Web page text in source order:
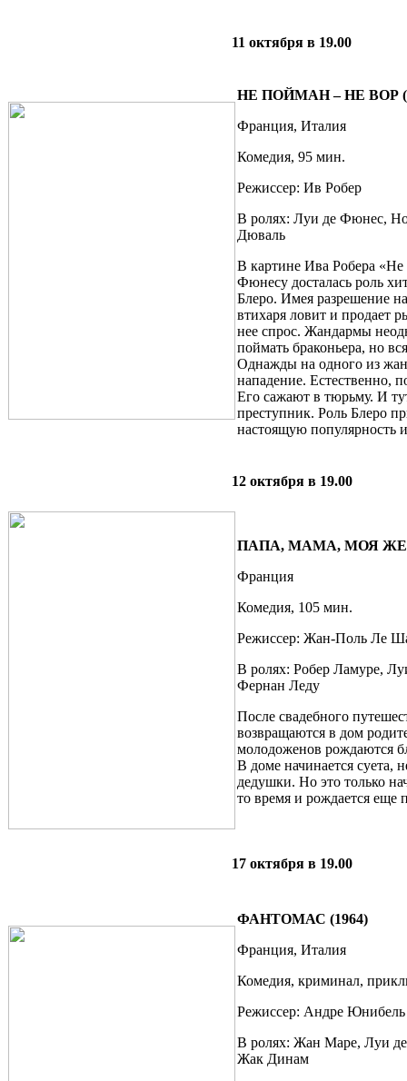
11 октября в 19.00
НЕ ПОЙМАН – НЕ ВОР
Франция, Италия
Комедия, 95 мин.
Режиссер: Ив Робер
В ролях: Луи де Фюнес,
Дюваль
В картине Ива Робера
Фюнесу досталась роль
Блеро. Имея разрешение
втихаря ловит и продает
нее спрос. Жандармы
поймать браконьера, но
Однажды на одного из
нападение. Естественно,
Его сажают в тюрьму. И
преступник. Роль Блеро
настоящую популярность
12 октября в 19.00
ПАПА, МАМА, МОЯ
Франция
Комедия, 105 мин.
Режиссер: Жан-Поль Ле
В ролях: Робер Ламуре,
Фернан Леду
После свадебного
возвращаются в дом
молодоженов рождаются
В доме начинается суета,
дедушки. Но это только
то время и рождается еще
17 октября в 19.00
ФАНТОМАС (1964)
Франция, Италия
Комедия, криминал,
Режиссер: Андре Юнибель
В ролях: Жан Маре, Луи
Жак Динам